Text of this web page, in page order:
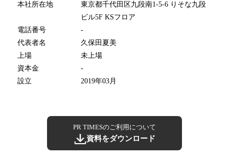
本社所在地
東京都千代田区九段南1-5-6 りそな九段
ビル5F KSフロア
電話番号
-
代表者名
久保田夏美
上場
未上場
資本金
-
設立
2019年03月
PR TIMESのご利用について
資料をダウンロード